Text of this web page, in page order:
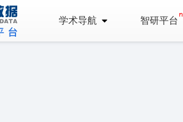
学术导航 智研平台